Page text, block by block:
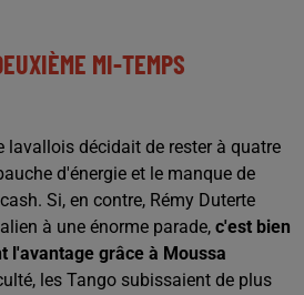
MI-TEMPS
lavallois décidait de rester à quatre
d'énergie et le manque de
Si, en contre, Rémy Duterte
à une énorme parade, c'est bien
l'avantage grâce à Moussa
les Tango subissaient de plus